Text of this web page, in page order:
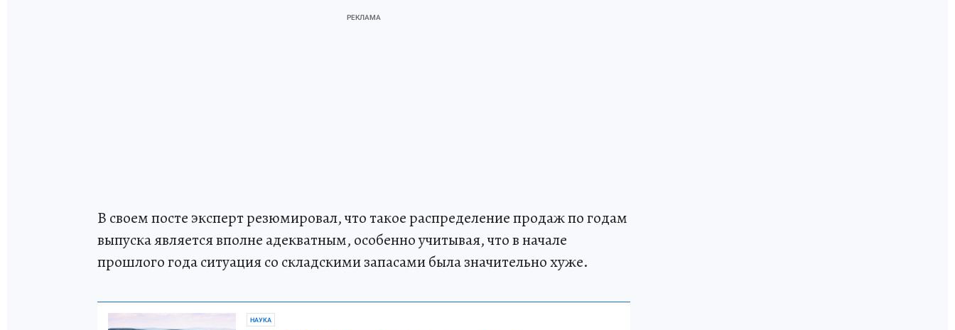
В своем посте эксперт резюмировал, что такое распределение продаж по годам
выпуска является вполне адекватным, особенно учитывая, что в начале
прошлого года ситуация со складскими запасами была значительно хуже.
НАУКА